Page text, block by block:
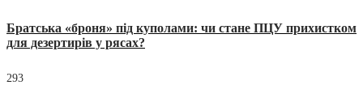
Братська «броня» під куполами: чи стане ПЦУ прихистком
для дезертирів у рясах?
293